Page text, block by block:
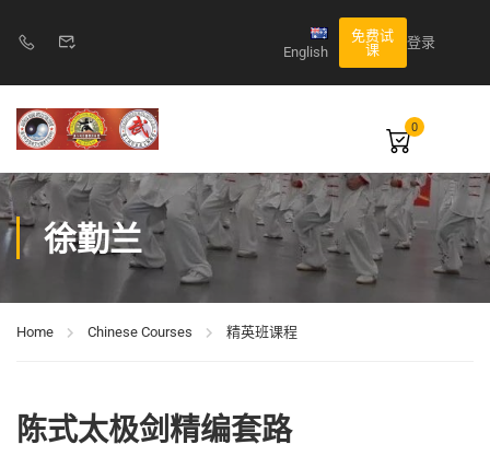
English
免费试
课
登录
0
徐勤兰
Home Chinese Courses 精英班课程
陈式太极剑精编套路